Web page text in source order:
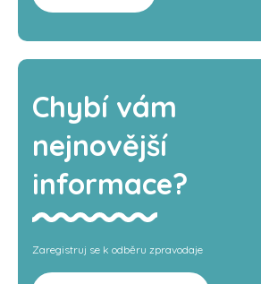
Chybí vám
nejnovější
informace?
Zaregistruj se k odběru zpravodaje